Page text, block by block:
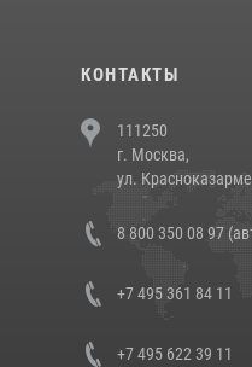
КОНТАКТЫ
111250
г. Москва,
ул.
8 800 350 08 97
+7 495 361 84 11
+7 495 622 39 11